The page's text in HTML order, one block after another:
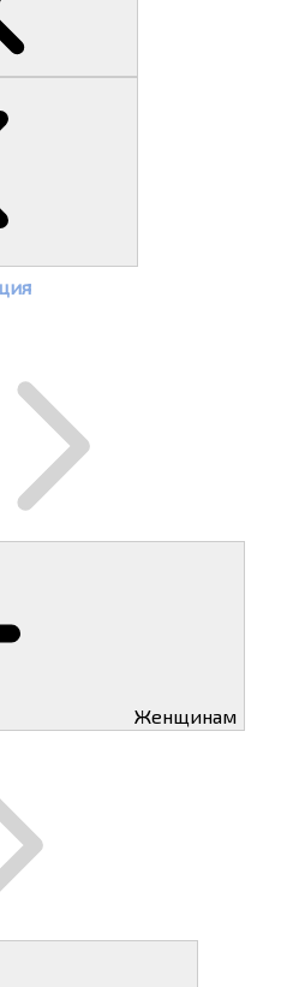
Женщинам